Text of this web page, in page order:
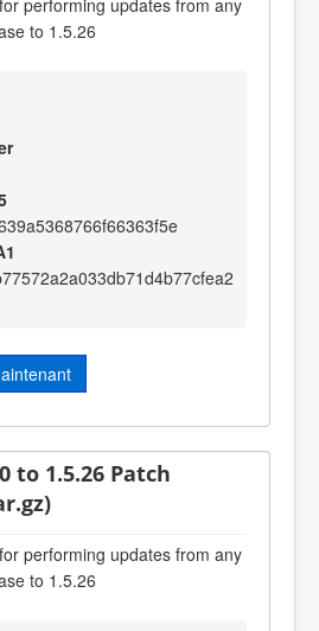
to 1.5.26
to 1.5.26 Patch
performing updates from any
to 1.5.26